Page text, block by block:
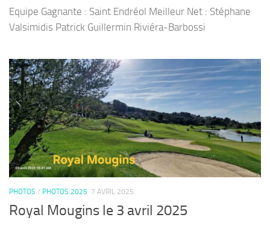
Equipe Gagnante : Saint Endréol Meilleur Net : Stéphane
Valsimidis Patrick Guillermin Riviéra-Barbossi
PHOTOS / PHOTOS 2025 7 AVRIL 2025
Royal Mougins le 3 avril 2025